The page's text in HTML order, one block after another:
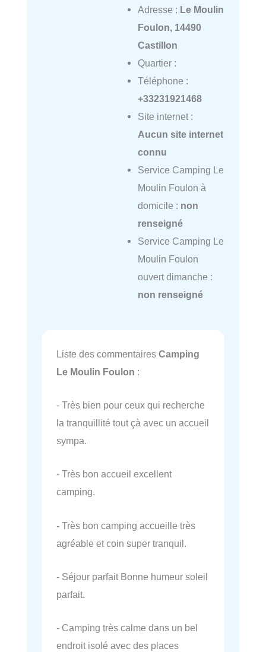
Adresse : Le Moulin
Foulon, 14490
Castillon
Quartier :
Téléphone :
+33231921468
Site internet :
Aucun site internet
connu
Service Camping Le
Moulin Foulon à
domicile : non
renseigné
Service Camping Le
Moulin Foulon
ouvert dimanche :
non renseigné
Liste des commentaires Camping
Le Moulin Foulon :
- Très bien pour ceux qui recherche
la tranquillité tout çà avec un accueil
sympa.
- Très bon accueil excellent
camping.
- Très bon camping accueille très
agréable et coin super tranquil.
- Séjour parfait Bonne humeur soleil
parfait.
- Camping très calme dans un bel
endroit isolé avec des places